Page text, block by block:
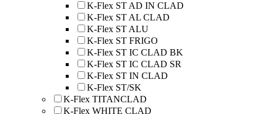
K-Flex ST AD IN CLAD
K-Flex ST AL CLAD
K-Flex ST ALU
K-Flex ST FRIGO
K-Flex ST IC CLAD BK
K-Flex ST IC CLAD SR
K-Flex ST IN CLAD
K-Flex ST/SK
K-Flex TITANCLAD
K-Flex WHITE CLAD